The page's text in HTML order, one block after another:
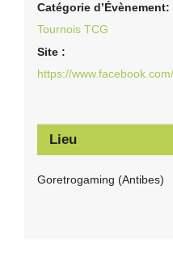
Catégorie d’Évènement:
Tournois TCG
Site :
https://
Lieu
Goretrogaming (Antibes)